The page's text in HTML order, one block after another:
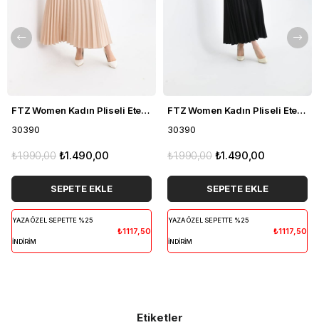
FTZ Women Kadın Pliseli Etek Taş 30390
30390
₺1.490,00
₺1.990,00
SEPETE EKLE
YAZA ÖZEL SEPETTE %25
İNDİRİM
₺1117,50
FTZ Women Kadın Pliseli Etek Siyah 30390
30390
₺1.490,00
₺1.990,00
SEPETE EKLE
YAZA ÖZEL SEPETTE %25
İNDİRİM
₺1117,50
Etiketler